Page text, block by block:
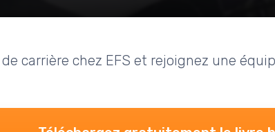
carrière chez EFS et rejoignez une